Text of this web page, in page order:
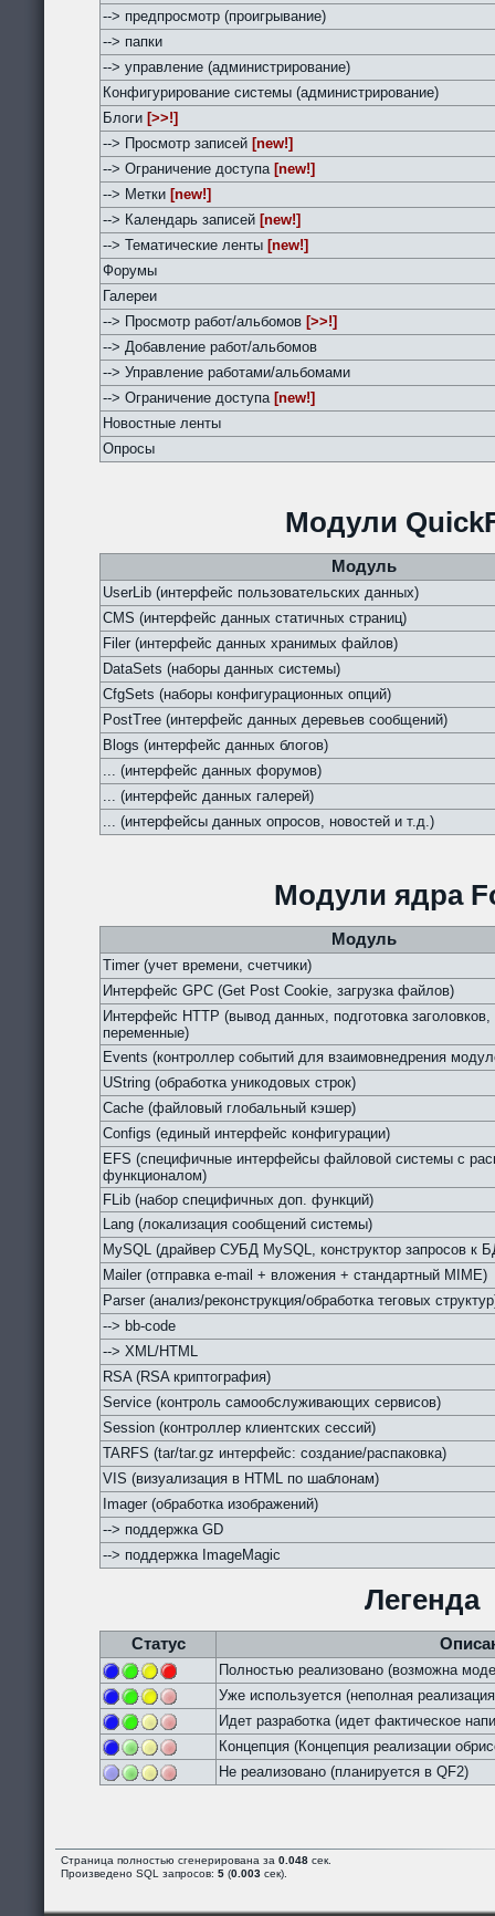
--> предпросмотр (проигрывание)
--> папки
--> управление (администрирование)
Конфигурирование системы (администрирование)
Блоги [>>!]
--> Просмотр записей [new!]
--> Ограничение доступа [new!]
--> Метки [new!]
--> Календарь записей [new!]
--> Тематические ленты [new!]
Форумы
Галереи
--> Просмотр работ/альбомов [>>!]
--> Добавление работ/альбомов
--> Управление работами/альбомами
--> Ограничение доступа [new!]
Новостные ленты
Опросы
Модули
Модуль
UserLib (интерфейс пользовательских данных)
CMS (интерфейс данных статичных страниц)
Filer (интерфейс данных хранимых файлов)
DataSets (наборы данных системы)
CfgSets (наборы конфигурационных опций)
PostTree (интерфейс данных деревьев сообщений)
Blogs (интерфейс данных блогов)
... (интерфейс данных форумов)
... (интерфейс данных галерей)
... (интерфейсы данных опросов, новостей и т.д.)
Модули ядра
Модуль
Timer (учет времени, счетчики)
Интерфейс GPC (Get Post Cookie, загрузка файлов)
Интерфейс HTTP (вывод данных, подготовка
переменные)
Events (контроллер событий для взаимовнедрения
UString (обработка уникодовых строк)
Cache (файловый глобальный кэшер)
Configs (единый интерфейс конфигурации)
EFS (специфичные интерфейсы файловой системы с
функционалом)
FLib (набор специфичных доп. функций)
Lang (локализация сообщений системы)
MySQL (драйвер СУБД MySQL, конструктор запросов к
Mailer (отправка e-mail + вложения + стандартный MIME)
Parser (анализ/реконструкция/обработка теговых
--> bb-code
--> XML/HTML
RSA (RSA криптография)
Service (контроль самообслуживающих сервисов)
Session (контроллер клиентских сессий)
TARFS (tar/tar.gz интерфейс: создание/распаковка)
VIS (визуализация в HTML по шаблонам)
Imager (обработка изображений)
--> поддержка GD
--> поддержка ImageMagic
Легенда
Статус
Полностью реализовано (возможна
Уже используется (неполная
Идет разработка (идет фактическое
Концепция (Концепция реализации
Не реализовано (планируется в QF2)
Страница полностью сгенерирована за 0.048 сек.
Произведено SQL запросов: 5 (0.003 сек).